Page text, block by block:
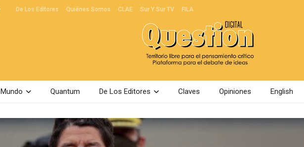
De Los Editores Quiénes Somos CLAE Sur Y Sur TV FILA
Mundo Quantum De Los Editores Claves Opiniones English